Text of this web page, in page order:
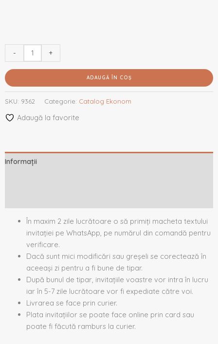
- +
ADAUGĂ ÎN COȘ
SKU: 9362 Categorie: Catalog Ekonom
Adaugă la favorite
Informații
În maxim 2 zile lucrătoare o să primiți macheta textului
invitației pe WhatsApp, pe numărul din comandă pentru
verificare.
Dacă sunt mici modificări sau greșeli se corectează în
aceeași zi pentru a fi bune de tipar.
După bunul de tipar, invitațiile voastre vor intra în lucru
iar în 5-7 zile lucrătoare vor fi expediate către voi.
Livrarea se face prin curier.
Plata invitațiilor se poate face online prin card sau
poate fi făcută ramburs la curier.